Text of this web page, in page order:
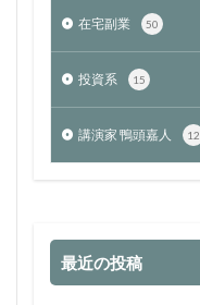
在宅副業 50
投資系 15
講演家 鴨頭嘉人 12
最近の投稿